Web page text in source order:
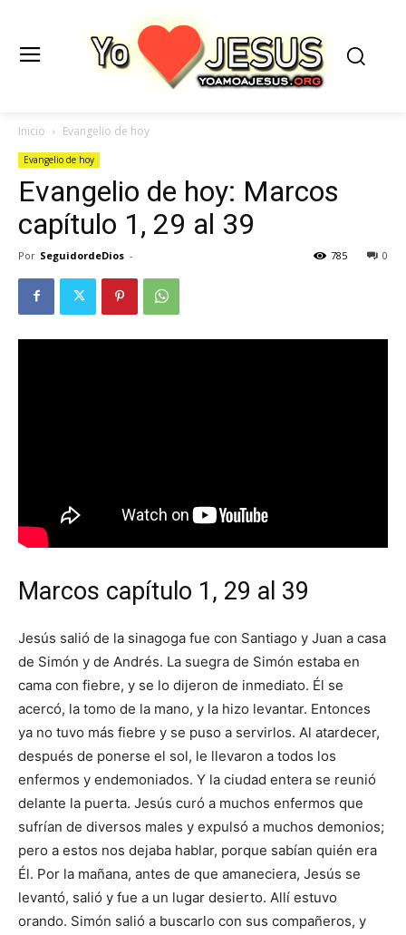
Inicio Evangelio de hoy
Evangelio de hoy
Evangelio de hoy: Marcos
capítulo 1, 29 al 39
Por SeguidordeDios - 0
785
Marcos capítulo 1, 29 al 39
Jesús salió de la sinagoga fue con Santiago y Juan a casa
de Simón y de Andrés. La suegra de Simón estaba en
cama con fiebre, y se lo dijeron de inmediato. Él se
acercó, la tomo de la mano, y la hizo levantar. Entonces
ya no tuvo más fiebre y se puso a servirlos. Al atardecer,
después de ponerse el sol, le llevaron a todos los
enfermos y endemoniados. Y la ciudad entera se reunió
delante la puerta. Jesús curó a muchos enfermos que
sufrían de diversos males y expulsó a muchos demonios;
pero a estos nos dejaba hablar, porque sabían quién era
Él. Por la mañana, antes de que amaneciera, Jesús se
levantó, salió y fue a un lugar desierto. Allí estuvo
orando. Simón salió a buscarlo con sus compañeros, y